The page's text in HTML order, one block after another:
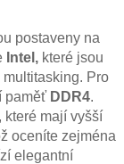
postaveny na
Intel, které jsou
Pro
paměť DDR4.
které mají vyšší
oceníte zejména
elegantní